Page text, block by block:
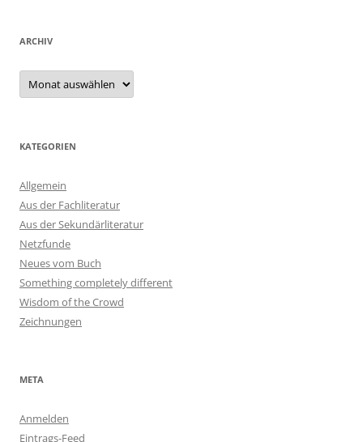
ARCHIV
Archiv
KATEGORIEN
Allgemein
Aus der Fachliteratur
Aus der Sekundärliteratur
Netzfunde
Neues vom Buch
Something completely different
Wisdom of the Crowd
Zeichnungen
META
Anmelden
Eintrags-Feed